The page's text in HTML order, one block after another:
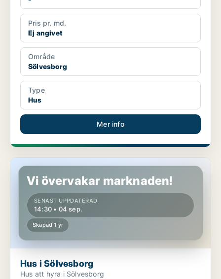
Pris pr. md.
Ej angivet
Område
Sölvesborg
Type
Hus
Mer info
Hus i Sölvesborg
Vi övervakar marknaden!
SENAST UPPDATERAD
14:30 • 04 sep.
Skapad 1 yr
Hus i Sölvesborg
Hus att hyra i Sölvesborg